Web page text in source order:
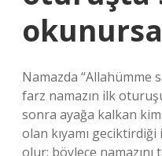
Namazda “Allahümme
farz namazın ilk
sonra ayağa kalkan
olan kıyamı geciktirdiği
olur; böylece namazını